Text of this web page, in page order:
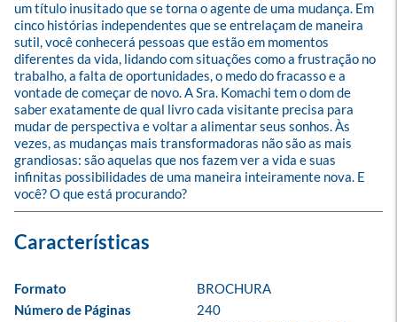
um título inusitado que se torna o agente de uma mudança. Em
cinco histórias independentes que se entrelaçam de maneira
sutil, você conhecerá pessoas que estão em momentos
diferentes da vida, lidando com situações como a frustração no
trabalho, a falta de oportunidades, o medo do fracasso e a
vontade de começar de novo. A Sra. Komachi tem o dom de
saber exatamente de qual livro cada visitante precisa para
mudar de perspectiva e voltar a alimentar seus sonhos. Às
vezes, as mudanças mais transformadoras não são as mais
grandiosas: são aquelas que nos fazem ver a vida e suas
infinitas possibilidades de uma maneira inteiramente nova. E
você? O que está procurando?
Formato
BROCHURA
Número de Páginas
240